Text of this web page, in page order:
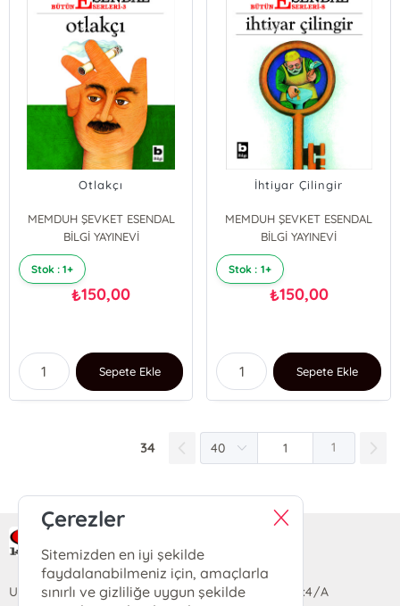
Otlakçı
MEMDUH ŞEVKET ESENDAL
BİLGİ YAYINEVİ
Stok : 1+
₺150,00
Sepete Ekle
İhtiyar Çilingir
MEMDUH ŞEVKET ESENDAL
BİLGİ YAYINEVİ
Stok : 1+
₺150,00
Sepete Ekle
34 1
Ra Yayın Kitabevi
Uzun Sokak Saray Çarşısı Lara Sineması Girişi No:4/A
Çerezler
Sitemizden en iyi şekilde
faydalanabilmeniz için, amaçlarla
sınırlı ve gizliliğe uygun şekilde